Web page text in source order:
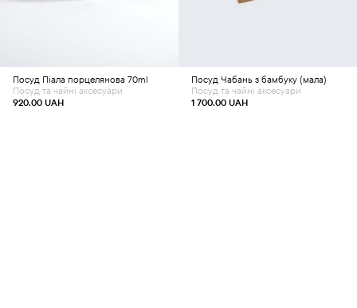
Посуд Піала порцелянова 70ml
920.00 UAH
Посуд та чайні аксесуари
Посуд Чабань з бамбуку (мала)
1 700.00 UAH
Посуд та чайні аксесуари